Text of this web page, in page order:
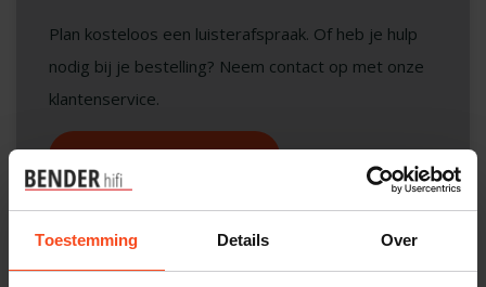
Toestemming Details Over
Plan kosteloos een luisterafspraak. Of heb je hulp
nodig bij je bestelling? Neem contact op met onze
klantenservice.
Interesse in product
Maak een luisterafspraak